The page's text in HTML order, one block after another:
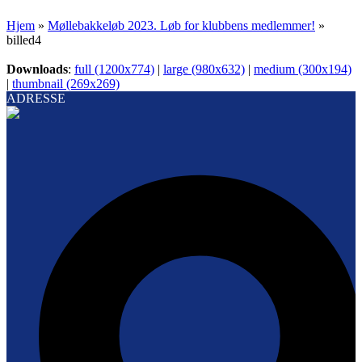
Hjem » Møllebakkeløb 2023. Løb for klubbens medlemmer! »
billed4
Downloads: full (1200x774) | large (980x632) | medium (300x194)
| thumbnail (269x269)
ADRESSE